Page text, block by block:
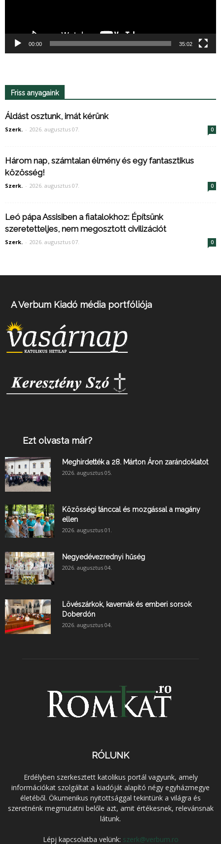
00:00 35:02
Friss anyagaink
Áldást osztunk, imát kérünk
Szerk. - 2026. augusztus 07. 0
Három nap, számtalan élmény és egy fantasztikus
közösség!
Szerk. - 2026. augusztus 07. 0
Leó pápa Assisiben a fiatalokhoz: Építsünk
szeretetteljes, nem megosztott civilizációt
Szerk. - 2026. augusztus 07. 0
A Verbum Kiadó média portfóliója
Ezt olvasta már?
Meghirdették a 28. Márton Áron zarándoklatot
2026. augusztus 05.
Közösségi tánccal és mozgással a magány
ellen
2026. augusztus 01.
Negyedévezrednyi hűség
2026. augusztus 04.
Lövészárkok, kavernák és emberi sorsok
Doberdón
2026. augusztus 04.
RÓLUNK
Erdélyben szerkesztett katolikus portál vagyunk, amely
információkat szolgáltat a kiadóját alapító négy egyházmegye
életéből. Ökumenikus nyitottsággal tekintünk a világra és
szeretnénk megmutatni belőle azt, amit értékesnek, relevánsnak
látunk.
Lépj kapcsolatba velünk: szerk@verbum.ro